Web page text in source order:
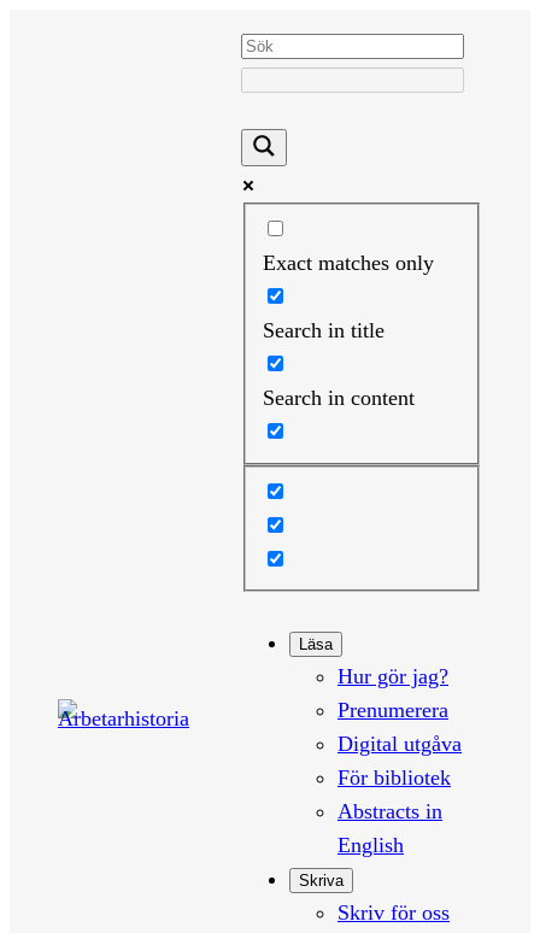
Exact matches only
Search in title
Search in content
Läsa
Hur gör jag?
Prenumerera
Digital utgåva
För bibliotek
Abstracts in
English
Skriva
Skriv för oss